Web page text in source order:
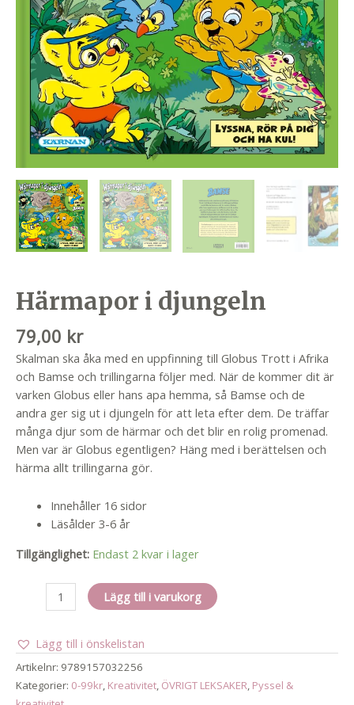
Härmapor i djungeln
79,00 kr
Skalman ska åka med en uppfinning till Globus Trott i Afrika
och Bamse och trillingarna följer med. När de kommer dit är
varken Globus eller hans apa hemma, så Bamse och de
andra ger sig ut i djungeln för att leta efter dem. De träffar
många djur som de härmar och det blir en rolig promenad.
Men var är Globus egentligen? Häng med i berättelsen och
härma allt trillingarna gör.
Innehåller 16 sidor
Läsålder 3-6 år
Tillgänglighet: Endast 2 kvar i lager
Härmapor
mängd
Lägg till i varukorg
Lägg till i önskelistan
Artikelnr: 9789157032256
Kategorier: 0-99kr, Kreativitet, ÖVRIGT LEKSAKER, Pyssel &